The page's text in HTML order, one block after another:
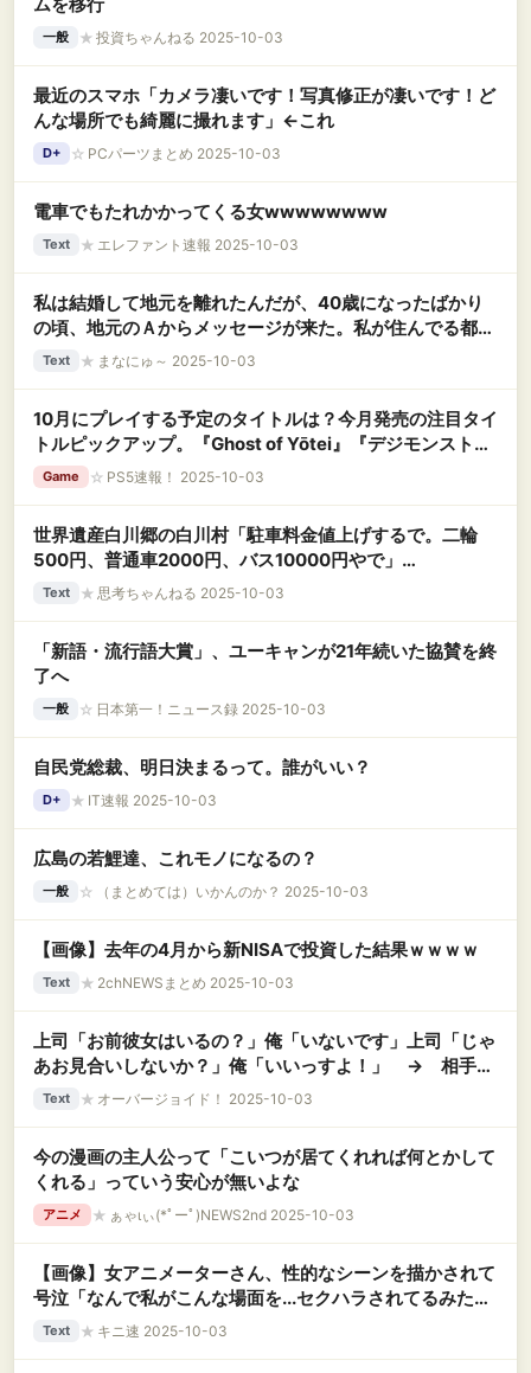
一般 ★ 投資ちゃんねる 2025-10-03
最近のスマホ「カメラ凄いです！写真修正が凄いです！ど
んな場所でも綺麗に撮れます」←これ
D+ ☆ PCパーツまとめ 2025-10-03
電車でもたれかかってくる女wwwwwwww
Text ★ エレファント速報 2025-10-03
私は結婚して地元を離れたんだが、40歳になったばかり
の頃、地元のＡからメッセージが来た。私が住んでる都市
に引っ越すことが決まったらしく「久しぶりに会わな
Text ★ まなにゅ～ 2025-10-03
10月にプレイする予定のタイトルは？今月発売の注目タイ
トルピックアップ。『Ghost of Yōtei』『デジモンストー
リー タイムストレンジャー 』『NINJA GAIDEN 4』な
ど。既に積み上がっている？
Game ☆ PS5速報！ 2025-10-03
世界遺産白川郷の白川村「駐車料金値上げするで。二輪
500円、普通車2000円、バス10000円やで」
[514943473]
Text ★ 思考ちゃんねる 2025-10-03
「新語・流行語大賞」、ユーキャンが21年続いた協賛を終
了へ
一般 ☆ 日本第一！ニュース録 2025-10-03
自民党総裁、明日決まるって。誰がいい？
D+ ★ IT速報 2025-10-03
広島の若鯉達、これモノになるの？
一般 ☆ （まとめては）いかんのか？ 2025-10-03
【画像】去年の4月から新NISAで投資した結果ｗｗｗｗ
Text ★ 2chNEWSまとめ 2025-10-03
上司「お前彼女はいるの？」俺「いないです」上司「じゃ
あお見合いしないか？」俺「いいっすよ！」 → 相手が
上司の娘だった結果・・・
Text ★ オーバージョイド！ 2025-10-03
今の漫画の主人公って「こいつが居てくれれば何とかして
くれる」っていう安心が無いよな
アニメ ★ ぁゃιぃ(*ﾟーﾟ)NEWS2nd 2025-10-03
【画像】女アニメーターさん、性的なシーンを描かされて
号泣「なんで私がこんな場面を...セクハラされてるみた
い...」
Text ★ キニ速 2025-10-03